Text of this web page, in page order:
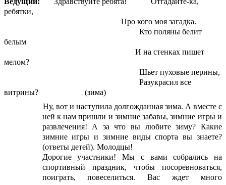
ребятки,
Про кого моя загадка.
Кто поляны белит
белым
И на стенках пишет
мелом?
Шьет пуховые перины,
Разукрасил все
витрины? (зима)
Ну, вот и наступила долгожданная зима. А вместе с
ней к нам пришли и зимние забавы, зимние игры и
развлечения! А за что вы любите зиму? Какие
зимние игры и зимние виды спорта вы знаете?
(ответы детей). Молодцы!
Дорогие участники! Мы с вами собрались на
спортивный праздник, чтобы посоревноваться,
поиграть, повеселиться. Вас ждет много